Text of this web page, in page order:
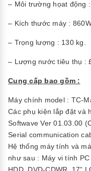
– Môi trường họat động
– Kích thước máy :
– Trọng lượng : 130 kg.
– Lượng nước tiêu thụ :
Cung cấp bao gồm :
Máy chính model : TC-
Các phụ kiện lắp đặt và
Softwave Ver 01.03.00
Serial communication
Hệ thống máy tính và
như sau : Máy vi tính
HDD, DVD-CDWR, 17”